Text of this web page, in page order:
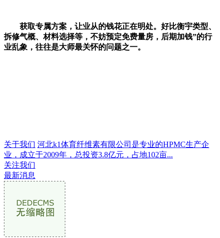
获取专属方案，让业从的钱花正在明处。好比衡宇类型、
拆修气概、材料选择等，不妨预定免费量房，后期加钱”的行
业乱象，往往是大师最关怀的问题之一。
关于我们 河北k1体育纤维素有限公司是专业的HPMC生产企
业，成立于2009年，总投资3.8亿元，占地102亩...
关注我们
最新消息